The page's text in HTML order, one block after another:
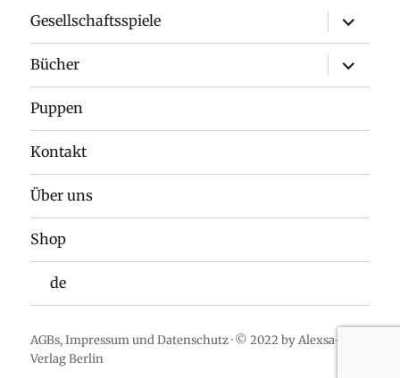
Gesellschaftsspiele
anzeigen
Bücher
anzeigen
Puppen
Kontakt
Über uns
Shop
de
AGBs,ImpressumundDatenschutz· © 2022 by Alexsa-
Verlag Berlin